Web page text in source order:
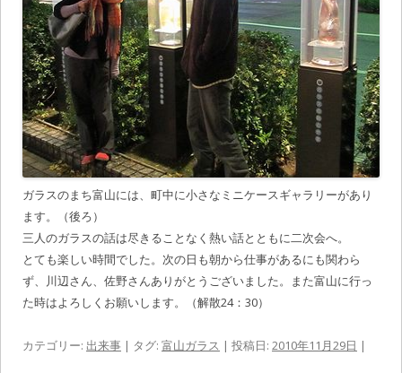
ガラスのまち富山には、町中に小さなミニケースギャラリーがあり
ます。（後ろ）
三人のガラスの話は尽きることなく熱い話とともに二次会へ。
とても楽しい時間でした。次の日も朝から仕事があるにも関わら
ず、川辺さん、佐野さんありがとうございました。また富山に行っ
た時はよろしくお願いします。（解散24：30）
カテゴリー: 出来事 | タグ: 富山ガラス | 投稿日: 2010年11月29日 |